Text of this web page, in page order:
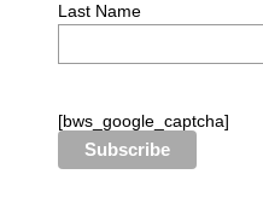
Last Name
[bws_google_captcha]